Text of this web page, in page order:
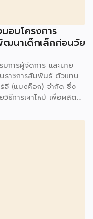
อบโครงการ
นาเด็กเล็กก่อนวัย
การผู้จัดการ และนาย
ราชการสัมพันธ์ ตัวแทน
จี (แบงค็อก) จํากัด ซึ่ง
ธีการเผาไหม้ เพื่อผลิต
บโครงการปรับปรุงสถาน
ชุมชนเกาะมุสลิม แขวง